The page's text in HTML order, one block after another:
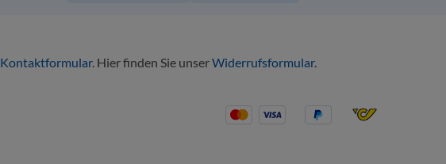
Kontaktformular. Hier finden Sie unserWiderrufsformular.